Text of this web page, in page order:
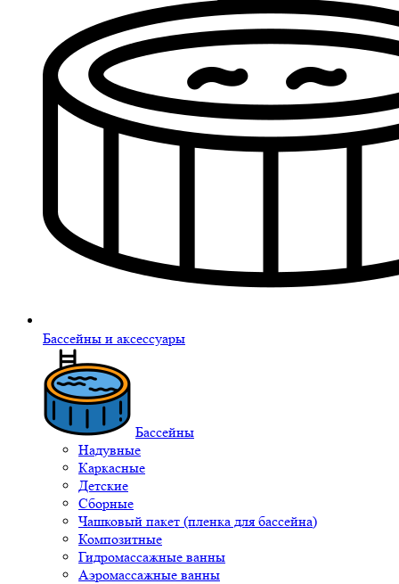
Бассейны и аксессуары
Бассейны
Надувные
Каркасные
Детские
Сборные
Чашковый пакет (пленка для бассейна)
Композитные
Гидромассажные ванны
Аэромассажные ванны